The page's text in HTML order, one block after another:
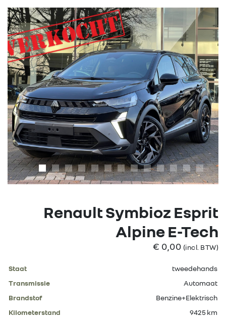
Renault Symbioz Esprit
Alpine E-Tech
€ 0,00 (incl. BTW)
Staat
tweedehands
Transmissie
Automaat
Brandstof
Benzine+Elektrisch
Kilometerstand
9425 km